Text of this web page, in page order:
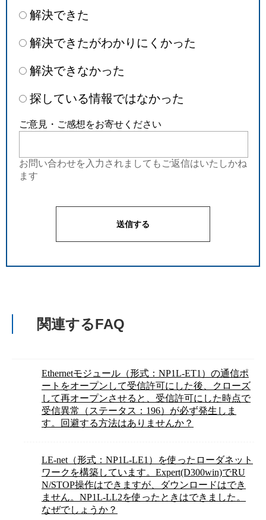
解決できた
解決できたがわかりにくかった
解決できなかった
探している情報ではなかった
ご意見・ご感想をお寄せください
お問い合わせを入力されましてもご返信はいたしかね
ます
関連するFAQ
Ethernetモジュール（形式：NP1L-ET1）の通信ポ
ートをオープンして受信許可にした後、クローズ
して再オープンさせると、受信許可にした時点で
受信異常（ステータス：196）が必ず発生しま
す。回避する方法はありませんか？
LE-net（形式：NP1L-LE1）を使ったローダネット
ワークを構築しています。Expert(D300win)でRU
N/STOP操作はできますが、ダウンロードはでき
ません。NP1L-LL2を使ったときはできました。
なぜでしょうか？